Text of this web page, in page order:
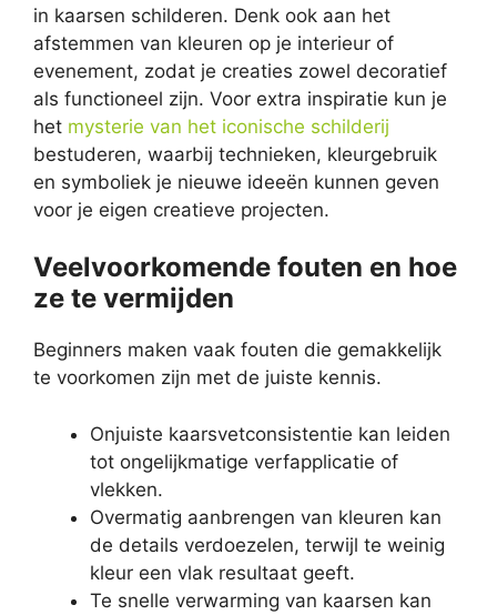
in kaarsen schilderen. Denk ook aan het
afstemmen van kleuren op je interieur of
evenement, zodat je creaties zowel decoratief
als functioneel zijn. Voor extra inspiratie kun je
het mysterie van het iconische schilderij
bestuderen, waarbij technieken, kleurgebruik
en symboliek je nieuwe ideeën kunnen geven
voor je eigen creatieve projecten.
Veelvoorkomende fouten en hoe
ze te vermijden
Beginners maken vaak fouten die gemakkelijk
te voorkomen zijn met de juiste kennis.
Onjuiste kaarsvetconsistentie kan leiden
tot ongelijkmatige verfapplicatie of
vlekken.
Overmatig aanbrengen van kleuren kan
de details verdoezelen, terwijl te weinig
kleur een vlak resultaat geeft.
Te snelle verwarming van kaarsen kan